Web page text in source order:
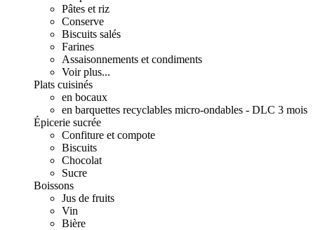
Pâtes et riz
Conserve
Biscuits salés
Farines
Assaisonnements et condiments
Voir plus...
Plats cuisinés
en bocaux
en barquettes recyclables micro-ondables - DLC 3 mois
Épicerie sucrée
Confiture et compote
Biscuits
Chocolat
Sucre
Boissons
Jus de fruits
Vin
Bière